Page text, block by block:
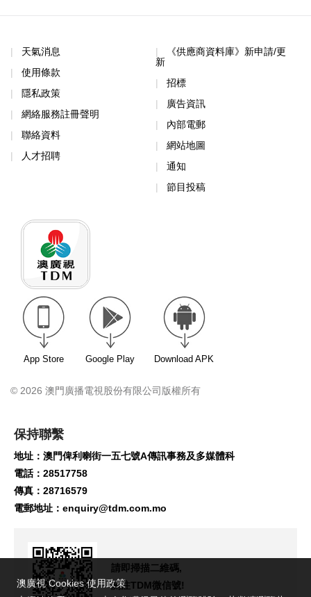
天氣消息
使用條款
隱私政策
網絡服務註冊聲明
聯絡資料
人才招聘
《供應商資料庫》新申請/更
新
招標
廣告資訊
內部電郵
網站地圖
通知
節目投稿
App Store Google Play Download APK
© 2026 澳門廣播電視股份有限公司版權所有
保持聯繫
地址：澳門俾利喇街一五七號A傳訊事務及多媒體科
電話：28517758
傳真：28716579
電郵地址： enquiry@tdm.com.mo
請即掃描二維碼,
關注TDM微信號!
澳廣視 Cookies 使用政策